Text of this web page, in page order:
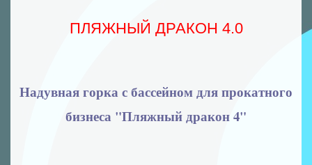
ПЛЯЖНЫЙ ДРАКОН 4.0
Надувная горка с бассейном для прокатного
бизнеса "Пляжный дракон 4"
гірки